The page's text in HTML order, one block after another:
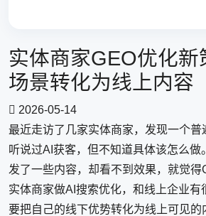
实体商家GEO优化新
场景转化为线上内容
2026-05-14
最近走访了几家实体商家，发现一个普
听说过AI获客，但不知道具体该怎么做
发了一些内容，却看不到效果，就觉得
实体商家做AI搜索优化，和线上企业有
要把自己的线下优势转化为线上可见的